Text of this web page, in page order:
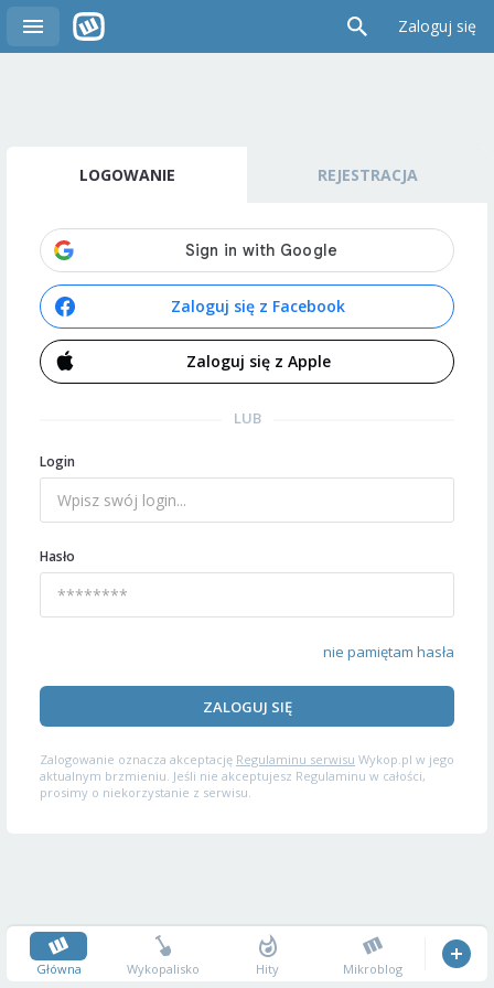
Zaloguj się
LOGOWANIE REJESTRACJA
Zaloguj się z Facebook
Zaloguj się z Apple
LUB
Login
Hasło
nie pamiętam hasła
ZALOGUJ SIĘ
Zalogowanie oznacza akceptację Regulaminu serwisu Wykop.pl w jego
aktualnym brzmieniu. Jeśli nie akceptujesz Regulaminu w całości,
prosimy o niekorzystanie z serwisu.
Główna Wykopalisko Hity Mikroblog